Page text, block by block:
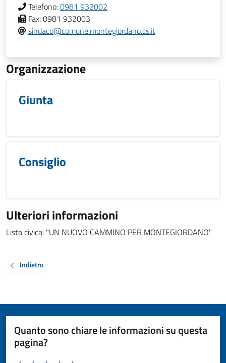
Telefono:0981 932002
Fax:0981 932003
sindaco@comune.montegiordano.cs.it
Organizzazione
Giunta
Consiglio
Ulteriori informazioni
Lista civica: "UN NUOVO CAMMINO PER MONTEGIORDANO"
Indietro
Quanto sono chiare le informazioni su questa
pagina?